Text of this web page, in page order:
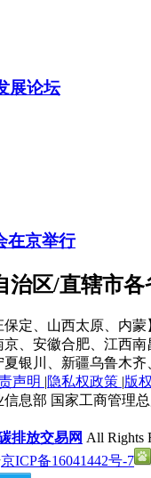
展论坛
在京举行
治区/直辖市
定、山西太原、内蒙
、安徽合肥、江西南
银川、新疆乌鲁木齐
声明 |隐私权政策 |版
息部 国家工商管理
排放交易网 All Rights
京ICP备16041442号-7